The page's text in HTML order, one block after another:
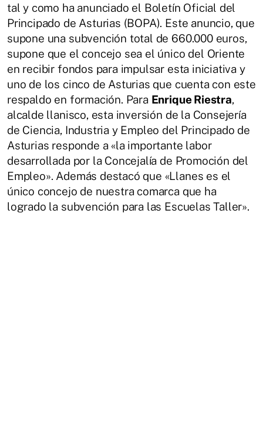
tal y como ha anunciado el Boletín Oficial del
Principado de Asturias (BOPA). Este anuncio, que
supone una subvención total de 660.000 euros,
supone que el concejo sea el único del Oriente
en recibir fondos para impulsar esta iniciativa y
uno de los cinco de Asturias que cuenta con este
respaldo en formación. Para Enrique Riestra,
alcalde llanisco, esta inversión de la Consejería
de Ciencia, Industria y Empleo del Principado de
Asturias responde a «la importante labor
desarrollada por la Concejalía de Promoción del
Empleo». Además destacó que «Llanes es el
único concejo de nuestra comarca que ha
logrado la subvención para las Escuelas Taller».